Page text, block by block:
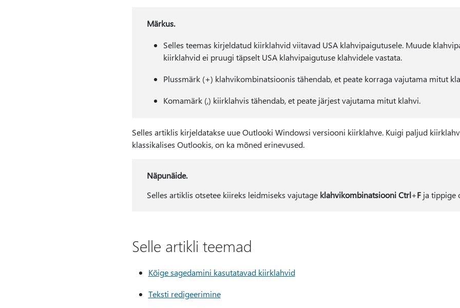
Märkus.
Selles teemas kirjeldatud kiirklahvid viitavad USA klahvipaigutusele. Muude
kiirklahvid ei pruugi täpselt USA klahvipaigutuse klahvidele vastata.
Plussmärk (+) klahvikombinatsioonis tähendab, et peate korraga vajutama mitut
Komamärk (,) kiirklahvis tähendab, et peate järjest vajutama mitut klahvi.
Selles artiklis kirjeldatakse uue Outlooki Windowsi versiooni kiirklahve. Kuigi paljud
klassikalises Outlookis, on ka mõned erinevused.
Näpunäide.
Selles artiklis otsetee kiireks leidmiseks vajutage klahvikombinatsiooni Ctrl+Fja tippige
Selle artikli teemad
Kõige sagedamini kasutatavad kiirklahvid
Teksti redigeerimine